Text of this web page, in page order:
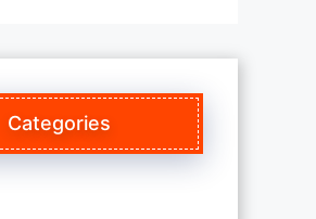
Categories